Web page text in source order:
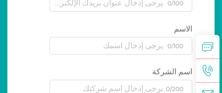
0/100
الاسم
0/100
اسم الشركة
0/200